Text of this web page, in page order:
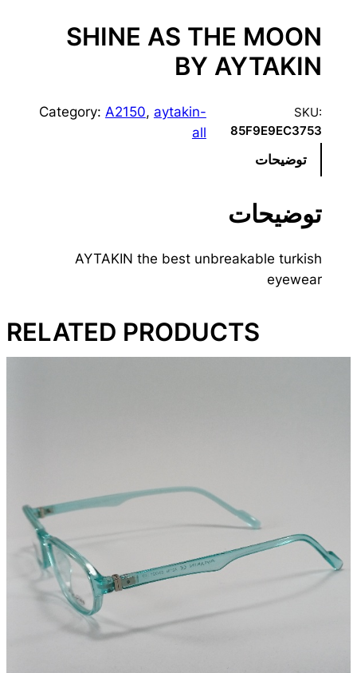
SHINE AS THE MOON
BY AYTAKIN
SKU:
85F9E9EC3753
Category: A2150, aytakin-
all
توضیحات
توضیحات
AYTAKIN the best unbreakable turkish
eyewear
RELATED PRODUCTS